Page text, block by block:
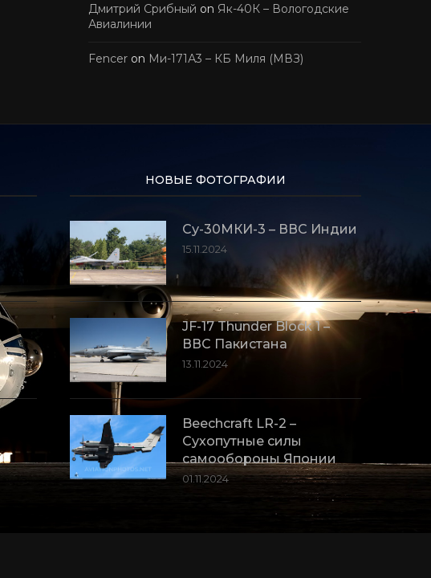
Дмитрий Срибный on Як-40К – Вологодские
Авиалинии
Fencer on Ми-171А3 – КБ Миля (МВЗ)
НОВЫЕ ФОТОГРАФИИ
Су-30МКИ-3 – ВВС Индии
15.11.2024
JF-17 Thunder Block 1 –
ВВС Пакистана
13.11.2024
Beechcraft LR-2 –
Сухопутные силы
самообороны Японии
01.11.2024